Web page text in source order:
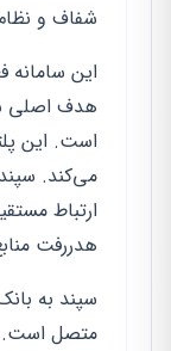
شفاف و
این سامانه
هدف اصلی
است. این
می‌کند.
ارتباط
هدررفت
سپند به
متصل است.